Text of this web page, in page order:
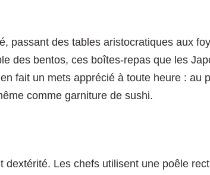
passant des tables aristocratiques aux
des bentos, ces boîtes-repas que les
fait un mets apprécié à toute heure : au
comme garniture de sushi.
Les chefs utilisent une poêle